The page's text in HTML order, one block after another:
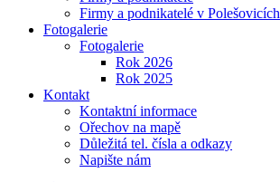
Firmy a podnikatelé v Polešovicích
Fotogalerie
Fotogalerie
Rok 2026
Rok 2025
Kontakt
Kontaktní informace
Ořechov na mapě
Důležitá tel. čísla a odkazy
Napište nám